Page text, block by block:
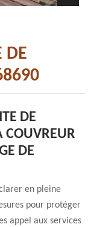
DE
DE
COUVREUR
DE
en pleine
pour protéger
appel aux services